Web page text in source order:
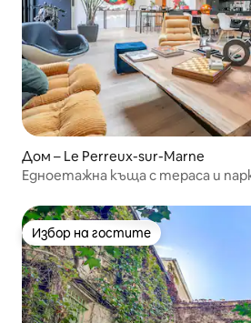
Дом – Le Perreux-sur-Marne
Едноетажна къща с тераса и
Избор на гостите
Избор на гостите